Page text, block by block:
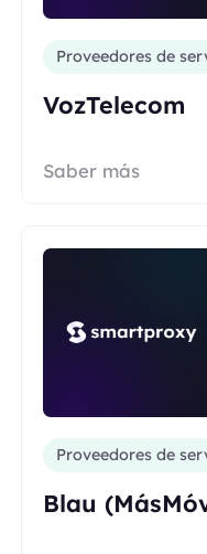
Proveedores de
VozTelecom
Saber más
Proveedores de
Blau